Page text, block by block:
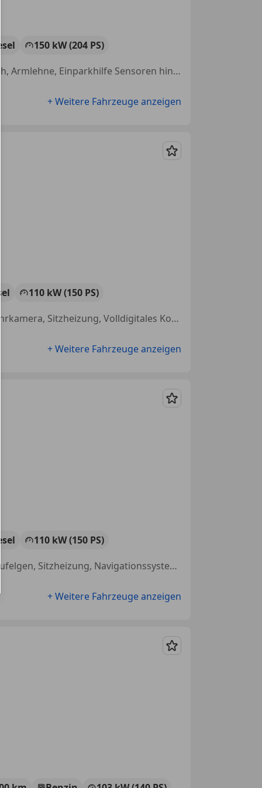
150 kW (204 PS)
Isofix, Freisprecheinrichtung, Xenonscheinwerfer, Alufelgen, Bluetooth, Armlehne, Einparkhilfe Sensoren hinten, Seitenairbag
+ Weitere Fahrzeuge anzeigen
Merken
110 kW (150 PS)
Allrad, Garantie, Fahrerairbag, LED-Scheinwerfer, Einparkhilfe Rückfahrkamera, Sitzheizung, Volldigitales Kombiinstrument, Elektrische Heckklappe
+ Weitere Fahrzeuge anzeigen
Merken
110 kW (150 PS)
Einparkhilfe Rückfahrkamera, Sportsitze, Allrad, LED-Scheinwerfer, Alufelgen, Sitzheizung, Navigationssystem, Schaltwippen
+ Weitere Fahrzeuge anzeigen
Merken